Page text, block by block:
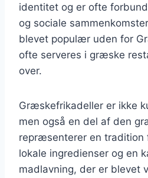
identitet og er ofte
og sociale
blevet populær uden for
ofte serveres i græske
over.
Græskefrikadeller er ikke
men også en del af den
repræsenterer en tradition
lokale ingredienser og en
madlavning, der er blevet